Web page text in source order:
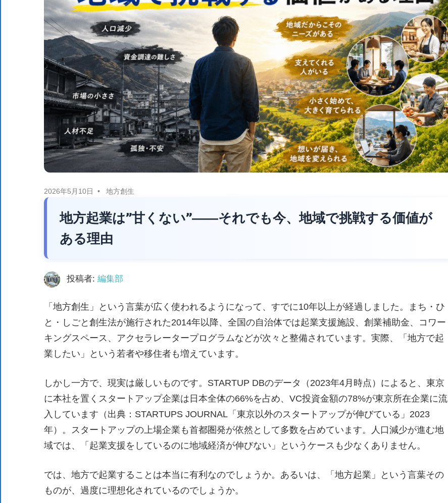
DX
ニ
ュ
ー
ス
DX
に
役
立
つ
情
報
を
お
届
け
し
ま
す。
体
進
め
る
DX
中
心
と
し
取
2026年5月10日 地方創生
地方起業は”甘くない”――それでも今、地域で挑戦する価値が
ある理由
投稿者: 編集部
「地方創生」という言葉が広く使われるようになって、すでに10年以上が経過しました。まち・ひ
と・しごと創生法が施行された2014年以降、全国の自治体では起業支援施設、創業補助金、コワー
キングスペース、アクセラレータープログラムなどが次々と整備されています。実際、「地方で起
業したい」という若者や移住者も増えています。
しかし一方で、現実は厳しいものです。STARTUP DBのデータ（2023年4月時点）によると、東京
に本社を置くスタートアップ企業は日本全体の66%を占め、VC投資金額の78%が東京所在企業に流
入しています（出典：STARTUPS JOURNAL「東京以外のスタートアップが伸びている」2023
年）。スタートアップの上場企業も首都圏発が依然として多数を占めています。人口減少が進む地
域では、「起業支援をしているのに地域経済が伸びない」というケースも少なくありません。
では、地方で起業することは本当に有利なのでしょうか。あるいは、「地方起業」という言葉その
ものが、過度に理想化されているのでしょうか。